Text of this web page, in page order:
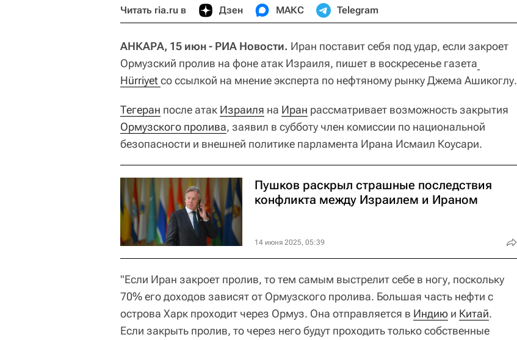
Читать ria.ru в Дзен МАКС Telegram
АНКАРА, 15 июн - РИА Новости. Иран поставит себя под удар, если закроет
Ормузский пролив на фоне атак Израиля, пишет в воскресенье газета
Hürriyet со ссылкой на мнение эксперта по нефтяному рынку Джема Ашикоглу.
Тегеран после атак Израиля на Иран рассматривает возможность закрытия
Ормузского пролива, заявил в субботу член комиссии по национальной
безопасности и внешней политике парламента Ирана Исмаил Коусари.
Пушков раскрыл страшные последствия
конфликта между Израилем и Ираном
14 июня 2025, 05:39
"Если Иран закроет пролив, то тем самым выстрелит себе в ногу, поскольку
70% его доходов зависят от Ормузского пролива. Большая часть нефти с
острова Харк проходит через Ормуз. Она отправляется в Индию и Китай.
Если закрыть пролив, то через него будут проходить только собственные